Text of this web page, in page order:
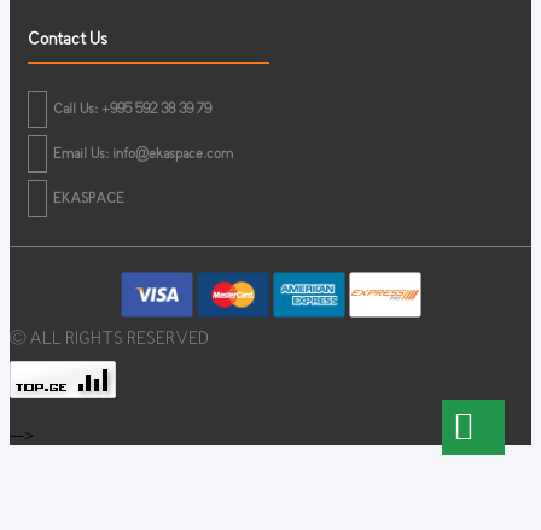
Contact Us
Call Us: +995 592 38 39 79
Email Us: info@ekaspace.com
EKASPACE
© ALL RIGHTS RESERVED
-->